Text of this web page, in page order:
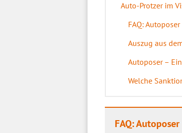
Auto-Protzer im
FAQ: Autoposer
Auszug aus
Autoposer –
Welche
FAQ: Autoposer